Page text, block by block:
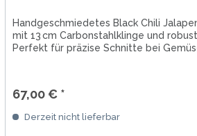
Handgeschmiedetes Black Chili
mit 13 cm Carbonstahlklinge und
Perfekt für präzise Schnitte bei
67,00 € *
Derzeit nicht lieferbar